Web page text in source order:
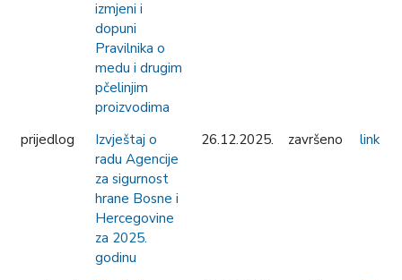
izmjeni i
dopuni
Pravilnika o
medu i drugim
pčelinjim
proizvodima
prijedlog
Izvještaj o
radu Agencije
za sigurnost
hrane Bosne i
Hercegovine
za 2025.
godinu
26.12.2025. završeno link